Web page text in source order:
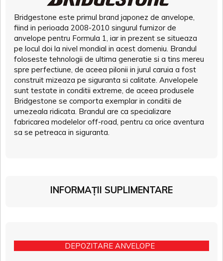
Bridgestone este primul brand japonez de anvelope,
fiind in perioada 2008-2010 singurul furnizor de
anvelope pentru Formula 1, iar in prezent se situeaza
pe locul doi la nivel mondial in acest domeniu. Brandul
foloseste tehnologii de ultima generatie si a tins mereu
spre perfectiune, de aceea pilonii in jurul caruia a fost
construit mizeaza pe siguranta si calitate. Anvelopele
sunt testate in conditii extreme, de aceea produsele
Bridgestone se comporta exemplar in conditii de
umezeala ridicata. Brandul are ca specializare
fabricarea modelelor off-road, pentru ca orice aventura
sa se petreaca in siguranta.
INFORMAȚII SUPLIMENTARE
DEPOZITARE ANVELOPE